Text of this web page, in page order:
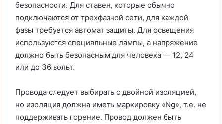
безопасности. Для ставен, которые обычно
подключаются от трехфазной сети, для каждой
фазы требуется автомат защиты. Для освещения
используются специальные лампы, а напряжение
должно быть безопасным для человека — 12, 24
или до 36 вольт.
Провода следует выбирать с двойной изоляцией,
но изоляция должна иметь маркировку «Ng», т.е. не
поддерживать горение. Провод должен быть